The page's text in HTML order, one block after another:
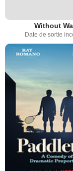
Without
Date de sortie